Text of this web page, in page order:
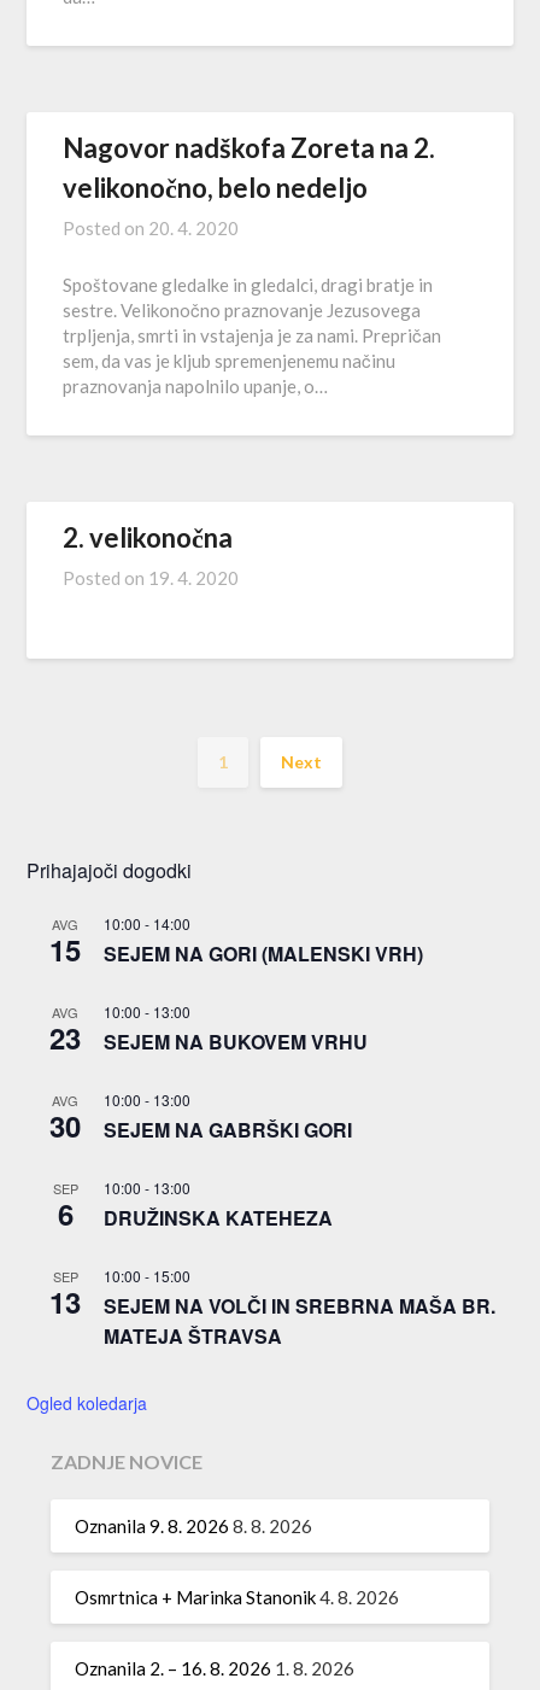
Nagovor nadškofa Zoreta na 2.
velikonočno, belo nedeljo
Posted on 20. 4. 2020
Spoštovane gledalke in gledalci, dragi bratje in
sestre. Velikonočno praznovanje Jezusovega
trpljenja, smrti in vstajenja je za nami. Prepričan
sem, da vas je kljub spremenjenemu načinu
praznovanja napolnilo upanje, o…
2. velikonočna
Posted on 19. 4. 2020
1 Next
Prihajajoči dogodki
AVG
15
10:00 - 14:00
SEJEM NA GORI (MALENSKI VRH)
AVG
23
10:00 - 13:00
SEJEM NA BUKOVEM VRHU
AVG
30
10:00 - 13:00
SEJEM NA GABRŠKI GORI
SEP
6
10:00 - 13:00
DRUŽINSKA KATEHEZA
SEP
13
10:00 - 15:00
SEJEM NA VOLČI IN SREBRNA MAŠA BR.
MATEJA ŠTRAVSA
Ogled koledarja
ZADNJE NOVICE
Oznanila 9. 8. 2026 8. 8. 2026
Osmrtnica + Marinka Stanonik4. 8. 2026
Oznanila 2. – 16. 8. 2026 1. 8. 2026